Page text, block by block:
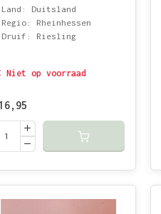
Land: Duitsland
Regio: Rheinhessen
Druif: Riesling
Niet op voorraad